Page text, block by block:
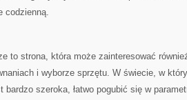
codzienną.
to strona, która może zainteresować
i wyborze sprzętu. W świecie, w
bardzo szeroka, łatwo pogubić się w